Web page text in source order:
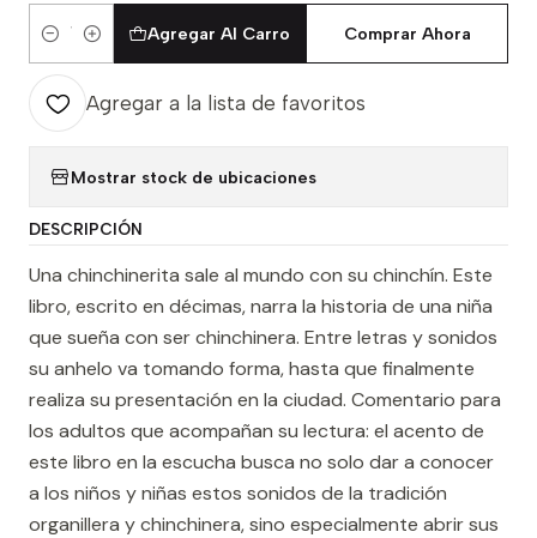
Cantidad
Agregar Al Carro Comprar Ahora
Agregar a la lista de favoritos
Mostrar stock de ubicaciones
DESCRIPCIÓN
Una chinchinerita sale al mundo con su chinchín. Este
libro, escrito en décimas, narra la historia de una niña
que sueña con ser chinchinera. Entre letras y sonidos
su anhelo va tomando forma, hasta que finalmente
realiza su presentación en la ciudad. Comentario para
los adultos que acompañan su lectura: el acento de
este libro en la escucha busca no solo dar a conocer
a los niños y niñas estos sonidos de la tradición
organillera y chinchinera, sino especialmente abrir sus